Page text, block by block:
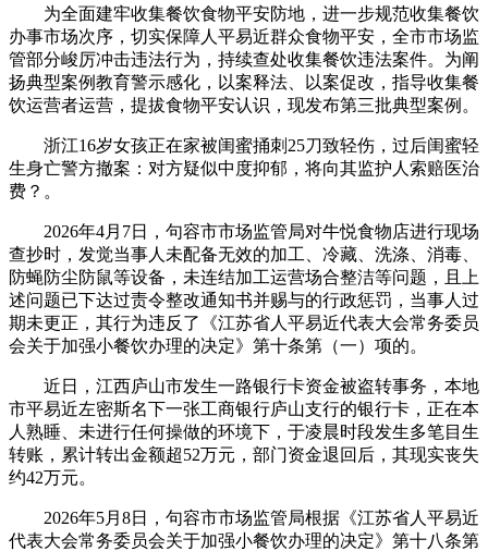
为全面建牢收集餐饮食物平安防地，进一步规范收集餐饮
办事市场次序，切实保障人平易近群众食物平安，全市市场监
管部分峻厉冲击违法行为，持续查处收集餐饮违法案件。为阐
扬典型案例教育警示感化，以案释法、以案促改，指导收集餐
饮运营者运营，提拔食物平安认识，现发布第三批典型案例。
浙江16岁女孩正在家被闺蜜捅刺25刀致轻伤，过后闺蜜轻
生身亡警方撤案：对方疑似中度抑郁，将向其监护人索赔医治
费？。
2026年4月7日，句容市市场监管局对牛悦食物店进行现场
查抄时，发觉当事人未配备无效的加工、冷藏、洗涤、消毒、
防蝇防尘防鼠等设备，未连结加工运营场合整洁等问题，且上
述问题已下达过责令整改通知书并赐与的行政惩罚，当事人过
期未更正，其行为违反了《江苏省人平易近代表大会常务委员
会关于加强小餐饮办理的决定》第十条第（一）项的。
近日，江西庐山市发生一路银行卡资金被盗转事务，本地
市平易近左密斯名下一张工商银行庐山支行的银行卡，正在本
人熟睡、未进行任何操做的环境下，于凌晨时段发生多笔目生
转账，累计转出金额超52万元，部门资金退回后，其现实丧失
约42万元。
2026年5月8日，句容市市场监管局根据《江苏省人平易近
代表大会常务委员会关于加强小餐饮办理的决定》第十八条第